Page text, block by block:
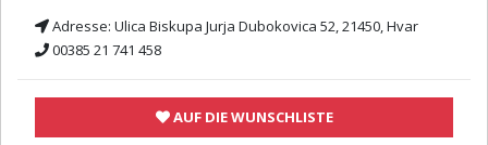
Adresse: Ulica Biskupa Jurja Dubokovica 52, 21450, Hvar
00385 21 741 458
AUF DIE WUNSCHLISTE